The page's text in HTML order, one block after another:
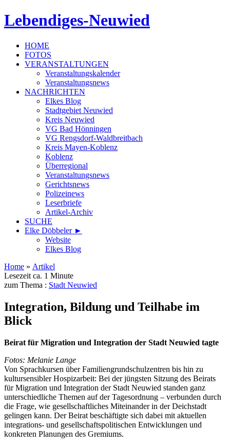
Lebendiges-Neuwied
HOME
FOTOS
VERANSTALTUNGEN
Veranstaltungskalender
Veranstaltungsnews
NACHRICHTEN
Elkes Blog
Stadtgebiet Neuwied
Kreis Neuwied
VG Bad Hönningen
VG Rengsdorf-Waldbreitbach
Kreis Mayen-Koblenz
Koblenz
Überregional
Veranstaltungsnews
Gerichtsnews
Polizeinews
Leserbriefe
Artikel-Archiv
SUCHE
Elke Döbbeler ►
Website
Elkes Blog
Home » Artikel
Lesezeit ca. 1 Minute
zum Thema : Stadt Neuwied
Integration, Bildung und Teilhabe im
Blick
Beirat für Migration und Integration der Stadt Neuwied tagte
Fotos: Melanie Lange
Von Sprachkursen über Familiengrundschulzentren bis hin zu
kultursensibler Hospizarbeit: Bei der jüngsten Sitzung des Beirats
für Migration und Integration der Stadt Neuwied standen ganz
unterschiedliche Themen auf der Tagesordnung – verbunden durch
die Frage, wie gesellschaftliches Miteinander in der Deichstadt
gelingen kann. Der Beirat beschäftigte sich dabei mit aktuellen
integrations- und gesellschaftspolitischen Entwicklungen und
konkreten Planungen des Gremiums.